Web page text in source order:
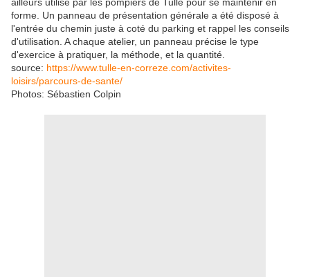
forme. Un panneau de présentation générale a été disposé à
l'entrée du chemin juste à coté du parking et rappel les conseils
d'utilisation. A chaque atelier, un panneau précise le type
d'exercice à pratiquer, la méthode, et la quantité.
source: https://www.tulle-en-correze.com/activites-
loisirs/parcours-de-sante/
Photos: Sébastien Colpin